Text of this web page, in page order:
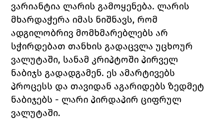
ვარიანტია ლარის გამოყენება. ლარის
მხარდაჭერა იმას ნიშნავს, რომ
ადგილობრივ მომხმარებლებს არ
სჭირდებათ თანხის გადაცვლა უცხოურ
ვალუტაში, სანამ კრიპტოში პირველ
ნაბიჯს გადადგამენ. ეს ამარტივებს
პროცესს და თავიდან აგარიდებს ზედმეტ
ნაბიჯებს - ლარი პირდაპირ ციფრულ
ვალუტაში.